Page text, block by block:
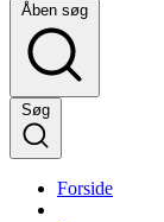
Åben søg
Søg
Forside